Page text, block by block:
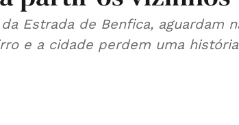
Estrada de Benfica, aguardam
e a cidade perdem uma